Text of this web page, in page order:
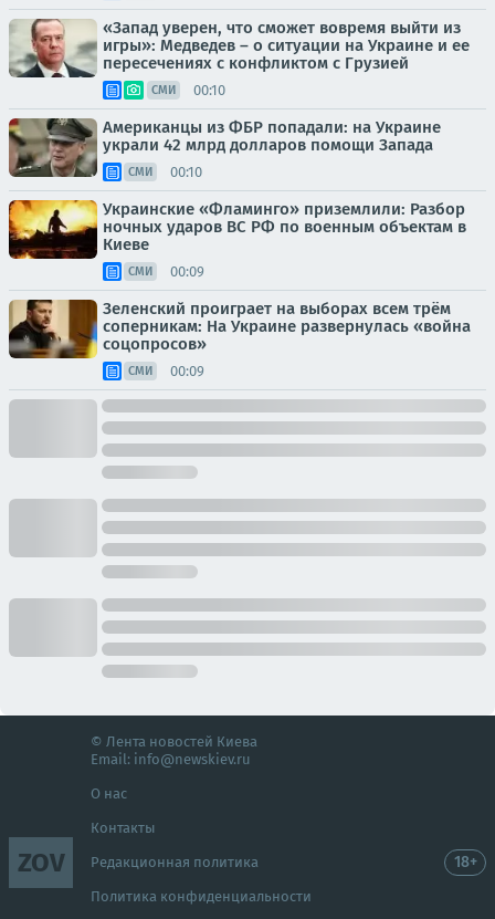
«Запад уверен, что сможет вовремя выйти из
игры»: Медведев – о ситуации на Украине и ее
пересечениях с конфликтом с Грузией
СМИ 00:10
Американцы из ФБР попадали: на Украине
украли 42 млрд долларов помощи Запада
СМИ 00:10
Украинские «Фламинго» приземлили: Разбор
ночных ударов ВС РФ по военным объектам в
Киеве
СМИ 00:09
Зеленский проиграет на выборах всем трём
соперникам: На Украине развернулась «война
соцопросов»
СМИ 00:09
ZOV
© Лента новостей Киева
Email: info@newskiev.ru
О нас
Контакты
Редакционная политика
Политика конфиденциальности
18+